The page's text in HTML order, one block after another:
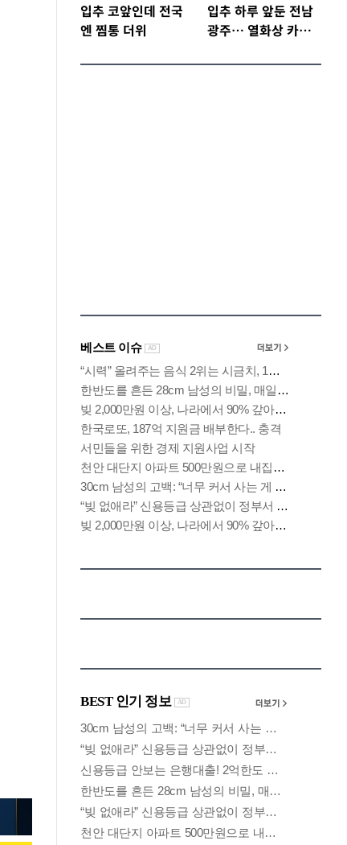
입추 코앞인데 전국
엔 찜통 더위
입추 하루 앞둔 전남
광주… 열화상 카메